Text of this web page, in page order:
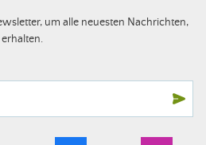
um alle neuesten Nachrichten,